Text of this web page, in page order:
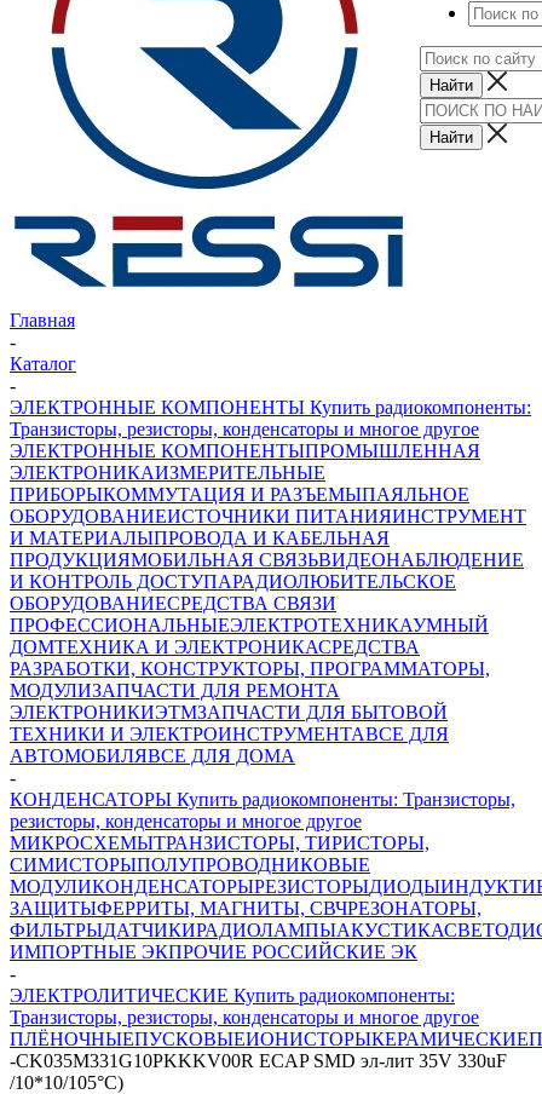
Главная
-
Каталог
-
ЭЛЕКТРОННЫЕ КОМПОНЕНТЫ Купить радиокомпоненты:
Транзисторы, резисторы, конденсаторы и многое другое
ЭЛЕКТРОННЫЕ КОМПОНЕНТЫПРОМЫШЛЕННАЯ
ЭЛЕКТРОНИКАИЗМЕРИТЕЛЬНЫЕ
ПРИБОРЫКОММУТАЦИЯ И РАЗЪЕМЫПАЯЛЬНОЕ
ОБОРУДОВАНИЕИСТОЧНИКИ ПИТАНИЯИНСТРУМЕНТ
И МАТЕРИАЛЫПРОВОДА И КАБЕЛЬНАЯ
ПРОДУКЦИЯМОБИЛЬНАЯ СВЯЗЬВИДЕОНАБЛЮДЕНИЕ
И КОНТРОЛЬ ДОСТУПАРАДИОЛЮБИТЕЛЬСКОЕ
ОБОРУДОВАНИЕСРЕДСТВА СВЯЗИ
ПРОФЕССИОНАЛЬНЫЕЭЛЕКТРОТЕХНИКАУМНЫЙ
ДОМТЕХНИКА И ЭЛЕКТРОНИКАСРЕДСТВА
РАЗРАБОТКИ, КОНСТРУКТОРЫ, ПРОГРАММАТОРЫ,
МОДУЛИЗАПЧАСТИ ДЛЯ РЕМОНТА
ЭЛЕКТРОНИКИЭТМЗАПЧАСТИ ДЛЯ БЫТОВОЙ
ТЕХНИКИ И ЭЛЕКТРОИНСТРУМЕНТАВСЕ ДЛЯ
АВТОМОБИЛЯВСЕ ДЛЯ ДОМА
-
КОНДЕНСАТОРЫ Купить радиокомпоненты: Транзисторы,
резисторы, конденсаторы и многое другое
МИКРОСХЕМЫТРАНЗИСТОРЫ, ТИРИСТОРЫ,
СИМИСТОРЫПОЛУПРОВОДНИКОВЫЕ
МОДУЛИКОНДЕНСАТОРЫРЕЗИСТОРЫДИОДЫ
ЗАЩИТЫФЕРРИТЫ, МАГНИТЫ, СВЧРЕЗОНАТОРЫ,
ФИЛЬТРЫДАТЧИКИРАДИОЛАМПЫАКУСТИКА
ИМПОРТНЫЕ ЭКПРОЧИЕ РОССИЙСКИЕ ЭК
-
ЭЛЕКТРОЛИТИЧЕСКИЕ Купить радиокомпоненты:
Транзисторы, резисторы, конденсаторы и многое другое
ПЛЁНОЧНЫЕПУСКОВЫЕИОНИСТОРЫКЕРАМИЧЕСКИЕ
-CK035M331G10PKKKV00R ECAP SMD эл-лит 35V 330uF
/10*10/105°C)